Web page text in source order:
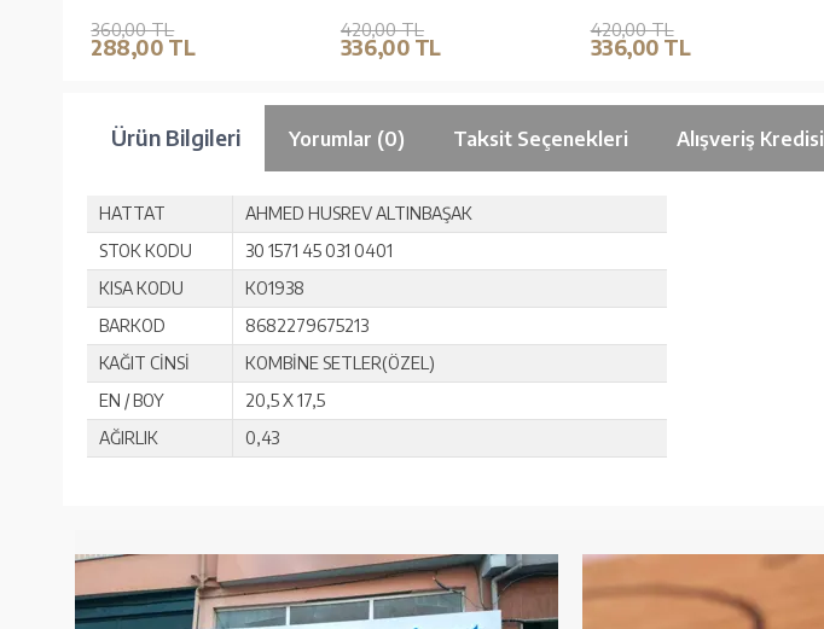
Gold)
360,00 TL
288,00 TL
420,00 TL
336,00 TL
420,00 TL
336,00 TL
Ürün Bilgileri Yorumlar (0) Taksit Seçenekleri Alışveriş Kredisi
HATTAT
AHMED HUSREV ALTINBAŞAK
STOK KODU
30 1571 45 031 0401
KISA KODU
KO1938
BARKOD
8682279675213
KAĞIT CİNSİ
KOMBİNE SETLER(ÖZEL)
EN / BOY
20,5 X 17,5
AĞIRLIK
0,43